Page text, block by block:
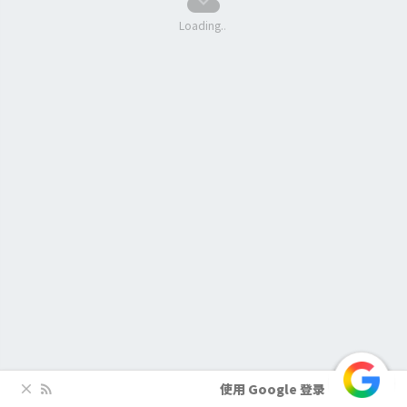
Loading..
使用 Google 登录
close rss_feed